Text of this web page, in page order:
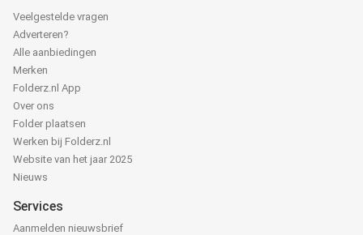
Veelgestelde vragen
Adverteren?
Alle aanbiedingen
Merken
Folderz.nl App
Over ons
Folder plaatsen
Werken bij Folderz.nl
Website van het jaar 2025
Nieuws
Services
Aanmelden nieuwsbrief